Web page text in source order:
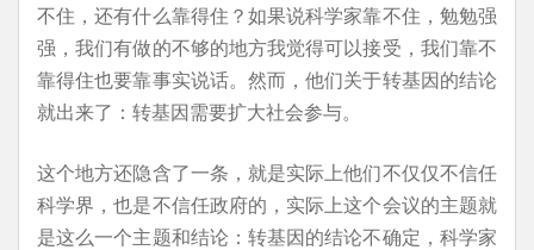
不住，还有什么靠得住？如果说科学家靠不住，勉勉强
强，我们有做的不够的地方我觉得可以接受，我们靠不
靠得住也要靠事实说话。然而，他们关于转基因的结论
就出来了：转基因需要扩大社会参与。
这个地方还隐含了一条，就是实际上他们不仅仅不信任
科学界，也是不信任政府的，实际上这个会议的主题就
是这么一个主题和结论：转基因的结论不确定，科学家